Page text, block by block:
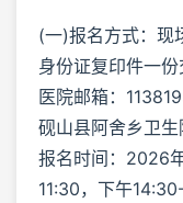
(一)报名方式：现
身份证复印件一
医院邮箱：
砚山县阿舍乡卫
报名时间：2026
11:30，下午